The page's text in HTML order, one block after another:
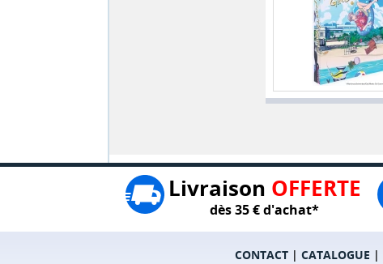
Livraison OFFERTE
dès 35 € d'achat*
CONTACT| CATALOGUE |